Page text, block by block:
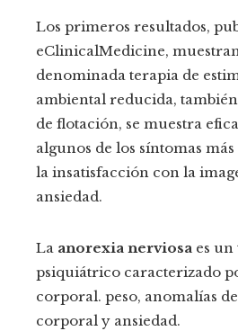
Los primeros resultados,
eClinicalMedicine,
denominada terapia de
ambiental reducida,
de flotación, se muestra
algunos de los síntomas
la insatisfacción con la
ansiedad.
La anorexia nerviosa es
psiquiátrico caracterizado
corporal. peso, anomalías
corporal y ansiedad.